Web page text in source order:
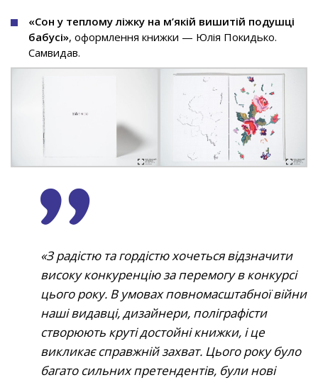
«Сон у теплому ліжку на м’якій вишитій подушці
бабусі», оформлення книжки — Юлія Покидько.
Самвидав.
З радістю та гордістю хочеться відзначити
високу конкуренцію за перемогу в конкурсі
цього року. В умовах повномасштабної війни
наші видавці, дизайнери, поліграфісти
створюють круті достойні книжки, і це
викликає справжній захват. Цього року було
багато сильних претендентів, були нові